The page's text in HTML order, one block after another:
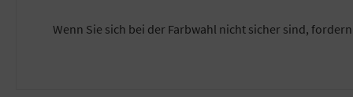
Wenn Sie sich bei der Farbwahl nicht sicher sind,